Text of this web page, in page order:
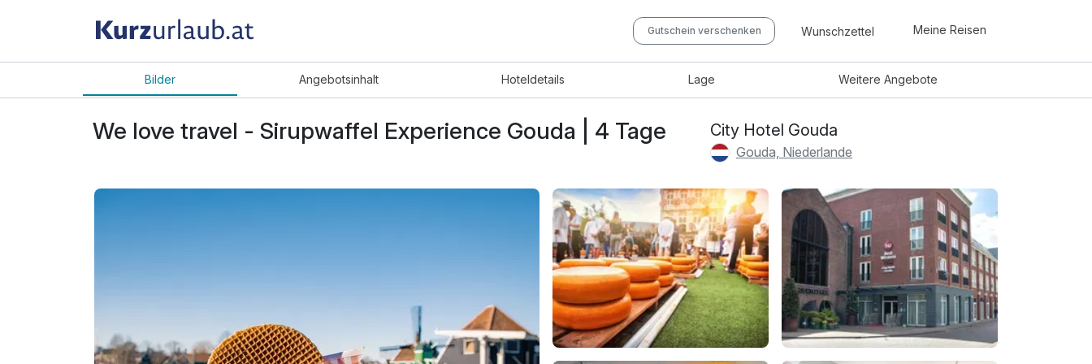
Gutschein verschenken Wunschzettel Meine Reisen
Bilder Angebotsinhalt Hoteldetails Lage WeitereAngebote
We love travel - Sirupwaffel Experience Gouda | 4 Tage City Hotel Gouda
Gouda, Niederlande